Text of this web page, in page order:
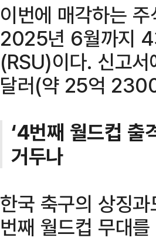
이번에 매각하는
2025년 6월까지 4
(RSU)이다. 신고
달러(약 25억
‘4번째 월드컵 출
거두나
한국 축구의 상징
번째 월드컵 무대